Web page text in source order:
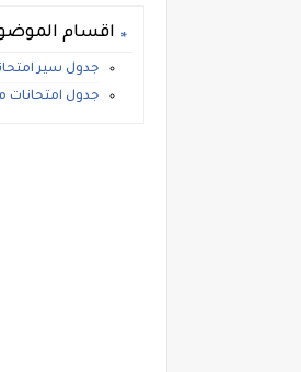
اقسام
جدول سير
جدول امتحانات